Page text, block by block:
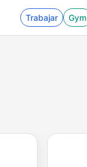
Trabajar Gym